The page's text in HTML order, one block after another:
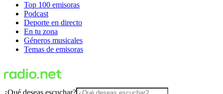
Top 100 emisoras
Podcast
Deporte en directo
En tu zona
Géneros musicales
Temas de emisoras
¿Qué deseas escuchar?